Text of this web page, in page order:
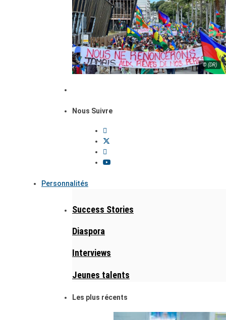
© (DR)
Nous Suivre
Personnalités
Success Stories
Diaspora
Interviews
Jeunes talents
Les plus récents